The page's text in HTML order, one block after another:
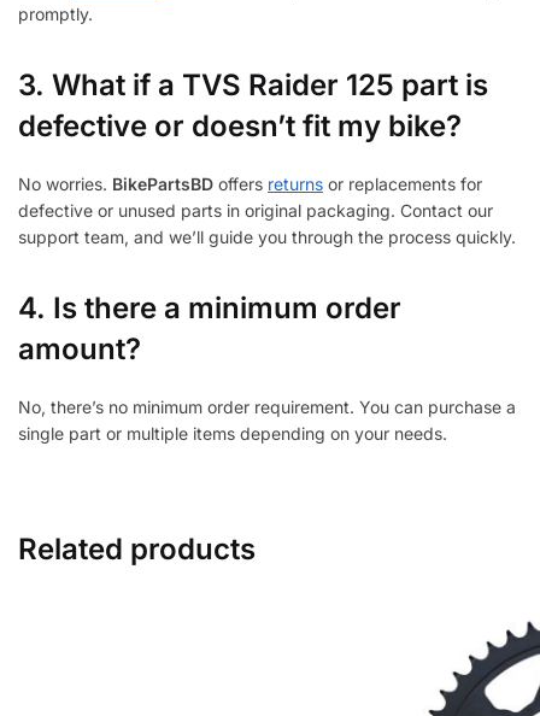
promptly.
3. What if a TVS Raider 125 part is
defective or doesn’t fit my bike?
No worries. BikePartsBD offers returns or replacements for
defective or unused parts in original packaging. Contact our
support team, and we’ll guide you through the process quickly.
4. Is there a minimum order
amount?
No, there’s no minimum order requirement. You can purchase a
single part or multiple items depending on your needs.
Related products